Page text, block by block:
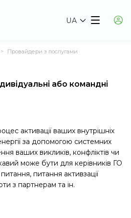
UA
> Провайдери з послугами
або командні
активації ваших внутрішніх
за допомогою системних
ваших викликів, конфліктів чи
може бути для керівників ГО
питання активзації
з партнерам та ін.